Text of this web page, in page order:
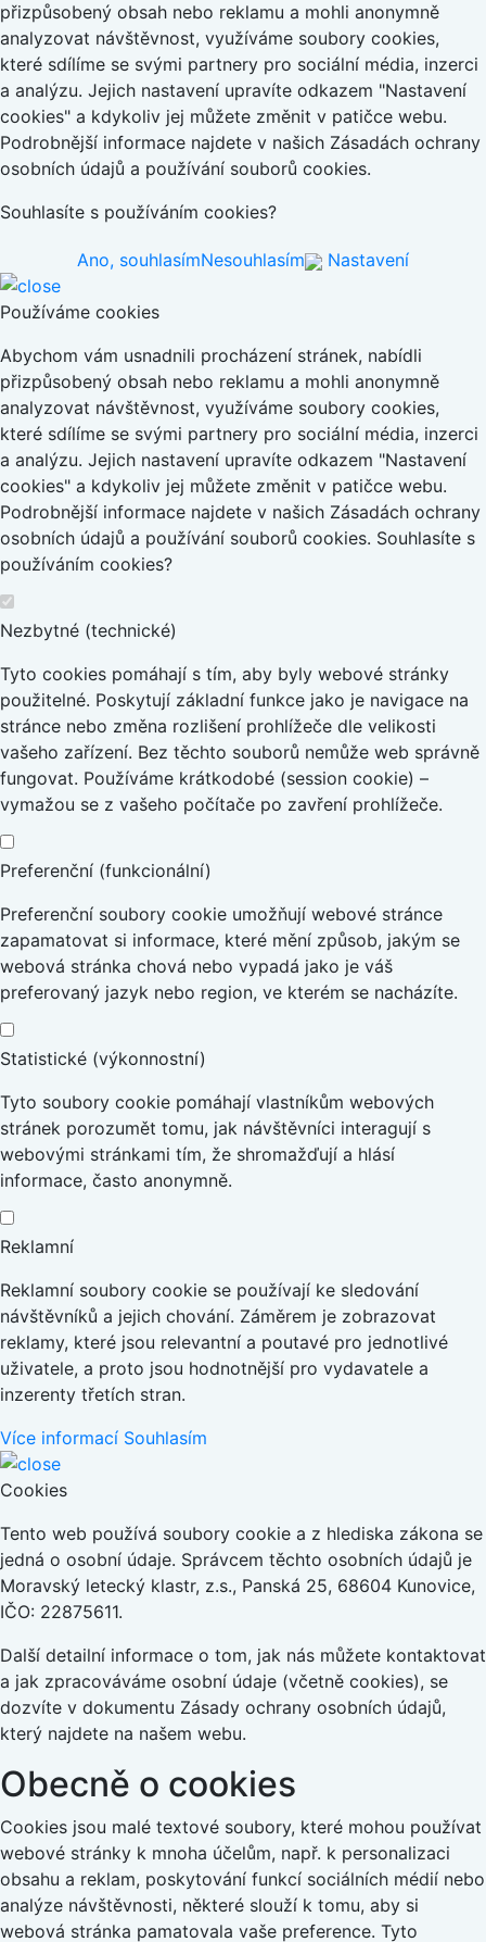
přizpůsobený obsah nebo reklamu a mohli anonymně
analyzovat návštěvnost, využíváme soubory cookies,
které sdílíme se svými partnery pro sociální média, inzerci
a analýzu. Jejich nastavení upravíte odkazem "Nastavení
cookies" a kdykoliv jej můžete změnit v patičce webu.
Podrobnější informace najdete v našich Zásadách ochrany
osobních údajů a používání souborů cookies.
Souhlasíte s používáním cookies?
Ano, souhlasímNesouhlasím Nastavení
Používáme cookies
Abychom vám usnadnili procházení stránek, nabídli
přizpůsobený obsah nebo reklamu a mohli anonymně
analyzovat návštěvnost, využíváme soubory cookies,
které sdílíme se svými partnery pro sociální média, inzerci
a analýzu. Jejich nastavení upravíte odkazem "Nastavení
cookies" a kdykoliv jej můžete změnit v patičce webu.
Podrobnější informace najdete v našich Zásadách ochrany
osobních údajů a používání souborů cookies. Souhlasíte s
používáním cookies?
Nezbytné (technické)
Tyto cookies pomáhají s tím, aby byly webové stránky
použitelné. Poskytují základní funkce jako je navigace na
stránce nebo změna rozlišení prohlížeče dle velikosti
vašeho zařízení. Bez těchto souborů nemůže web správně
fungovat. Používáme krátkodobé (session cookie) –
vymažou se z vašeho počítače po zavření prohlížeče.
Preferenční (funkcionální)
Preferenční soubory cookie umožňují webové stránce
zapamatovat si informace, které mění způsob, jakým se
webová stránka chová nebo vypadá jako je váš
preferovaný jazyk nebo region, ve kterém se nacházíte.
Statistické (výkonnostní)
Tyto soubory cookie pomáhají vlastníkům webových
stránek porozumět tomu, jak návštěvníci interagují s
webovými stránkami tím, že shromažďují a hlásí
informace, často anonymně.
Reklamní
Reklamní soubory cookie se používají ke sledování
návštěvníků a jejich chování. Záměrem je zobrazovat
reklamy, které jsou relevantní a poutavé pro jednotlivé
uživatele, a proto jsou hodnotnější pro vydavatele a
inzerenty třetích stran.
Více informací Souhlasím
Cookies
Tento web používá soubory cookie a z hlediska zákona se
jedná o osobní údaje. Správcem těchto osobních údajů je
Moravský letecký klastr, z.s., Panská 25, 68604 Kunovice,
IČO: 22875611.
Další detailní informace o tom, jak nás můžete kontaktovat
a jak zpracováváme osobní údaje (včetně cookies), se
dozvíte v dokumentu Zásady ochrany osobních údajů,
který najdete na našem webu.
Obecně o cookies
Cookies jsou malé textové soubory, které mohou používat
webové stránky k mnoha účelům, např. k personalizaci
obsahu a reklam, poskytování funkcí sociálních médií nebo
analýze návštěvnosti, některé slouží k tomu, aby si
webová stránka pamatovala vaše preference. Tyto